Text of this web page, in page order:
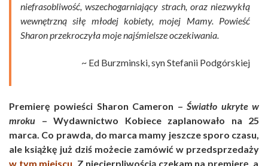
niefrasobliwość, wszechogarniający strach, oraz niezwykłą
wewnętrzną siłę młodej kobiety, mojej Mamy. Powieść
Sharon przekroczyła moje najśmielsze oczekiwania.
~ Ed Burzminski, syn Stefanii Podgórskiej
Premierę powieści Sharon Cameron –Światło ukryte w
mroku – Wydawnictwo Kobiece zaplanowało na 25
marca. Co prawda, do marca mamy jeszcze sporo czasu,
ale książkę już dziś możecie zamówić w przedsprzedaży
w tym miejscu . Z niecierpliwością czekam na premierę, a